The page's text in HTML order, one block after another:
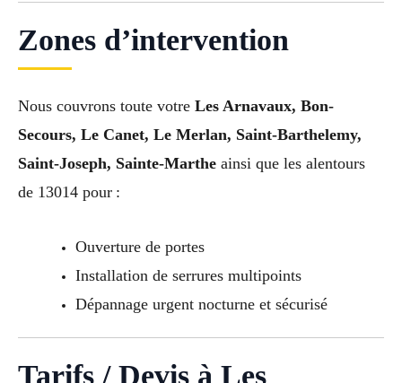
Zones d’intervention
Nous couvrons toute votre Les Arnavaux, Bon-
Secours, Le Canet, Le Merlan, Saint-Barthelemy,
Saint-Joseph, Sainte-Marthe ainsi que les alentours
de 13014 pour :
Ouverture de portes
Installation de serrures multipoints
Dépannage urgent nocturne et sécurisé
Tarifs / Devis à Les